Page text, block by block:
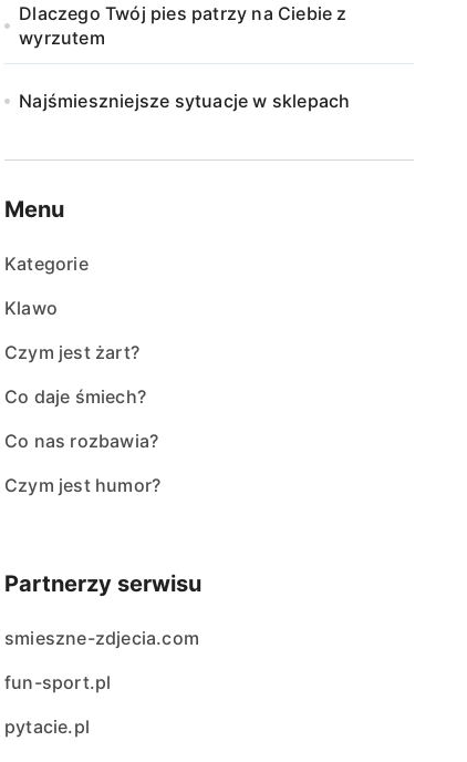
Dlaczego Twój pies patrzy na Ciebie z
wyrzutem
Najśmieszniejsze sytuacje w sklepach
Menu
Kategorie
Klawo
Czym jest żart?
Co daje śmiech?
Co nas rozbawia?
Czym jest humor?
Partnerzy serwisu
smieszne-zdjecia.com
fun-sport.pl
pytacie.pl